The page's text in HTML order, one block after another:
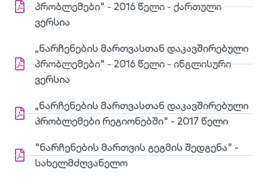
პრობლემები" - 2016 წელი - ქართული
ვერსია
„ნარჩენების მართვასთან დაკავშირებული
პრობლემები" - 2016 წელი - ინგლისური
ვერსია
„ნარჩენების მართვასთან დაკავშირებული
პრობლემები რეგიონებში" - 2017 წელი
"ნარჩენების მართვის გეგმის შედგენა" -
სახელმძღვანელო